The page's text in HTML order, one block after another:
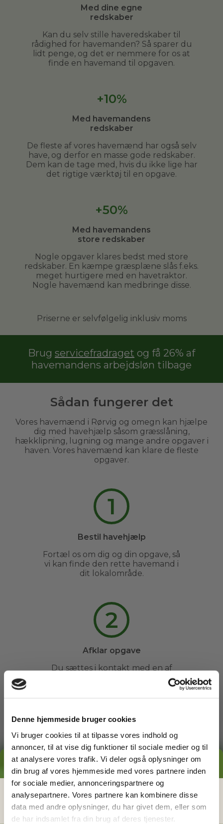
Denne hjemmeside bruger cookies
Vi bruger cookies til at tilpasse vores indhold og
annoncer, til at vise dig funktioner til sociale medier og til
at analysere vores trafik. Vi deler også oplysninger om
din brug af vores hjemmeside med vores partnere inden
for sociale medier, annonceringspartnere og
analysepartnere. Vores partnere kan kombinere disse
data med andre oplysninger, du har givet dem, eller som
de har indsamlet fra din brug af deres tjenester.
Med dine egne
redskaber
Kan du selv stille haveredskaber til
rådighed for havemanden? Så sparer du
lidt penge, og det er nemmere for os at
finde en havemand til opgaven.
+10%
Med havemandens
redskaber
De fleste af vores havemænd har også selv
have, og derfor en masse gode redskaber.
Dem kan de tage med, hvis du ikke lige har
det rigtige værktøj til en opgave.
+50%
Med havemandens
store redskaber
Nogle opgaver klares bedst med store
redskaber. En kæmpe græsplæne slås f.eks.
meget hurtigere med en havetraktor.
Nogle havemænd kan medbringe disse.
Priserne er selvfølgelig inklusiv moms
Brug servicefradraget og få 26% af
havemandens arbejdsløn tilbage
Sådan fungerer det
Vores havemænd i Rørvig og omegn kan hjælpe
dig med havehjælp såsom græsslåning,
hækklipning, lugning og mange andre opgaver i
haven. Vores havemænd kan klare de fleste
opgaver.
1
Bestil havehjælp
Fortæl os om dig og din opgave, så
vi kan finde den rette havemand i
dit lokalområde.
2
Afklar opgave
Du sættes i kontakt med en af
vores havemænd, og sammen
fastsætter et tidspunkt.
3
Arbejdet udføres
Du kan slappe af, mens din
havemand ordner din have. Du
behøver ikke engang være
hjemme.
GRATIS PRISESTIMAT
Hvad koster detegentligat få
hjælp i haven?